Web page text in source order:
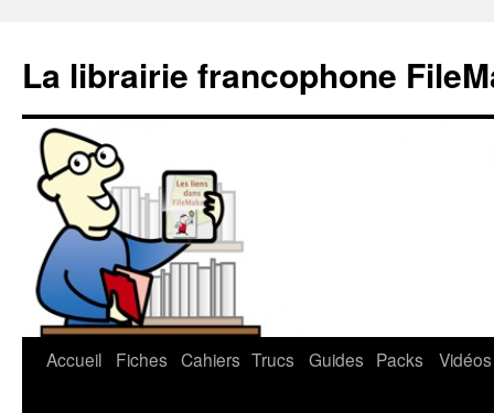
La librairie francophone
Aller
Accueil Fiches Cahiers Trucs Guides Packs Vidéos